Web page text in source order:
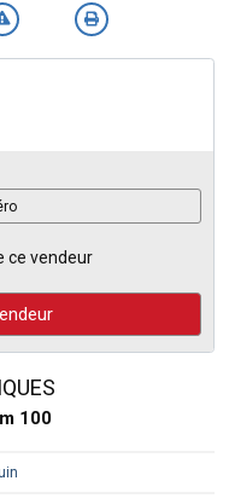
ce vendeur
100